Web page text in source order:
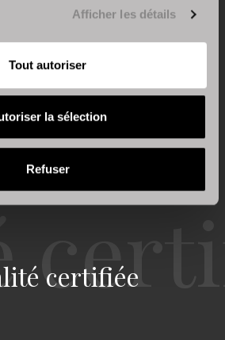
Afficher les détails
Tout autoriser
la sélection
Refuser
certifiée